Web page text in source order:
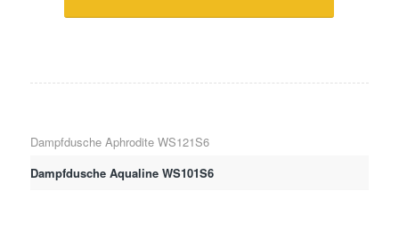
Dampfdusche Aphrodite WS121S6
Dampfdusche Aqualine WS101S6